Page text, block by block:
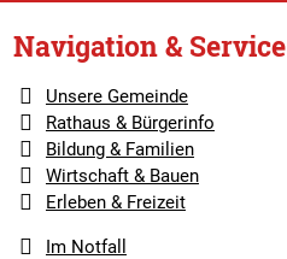
Navigation & Service
Unsere Gemeinde
Rathaus & Bürgerinfo
Bildung & Familien
Wirtschaft & Bauen
Erleben & Freizeit
Im Notfall